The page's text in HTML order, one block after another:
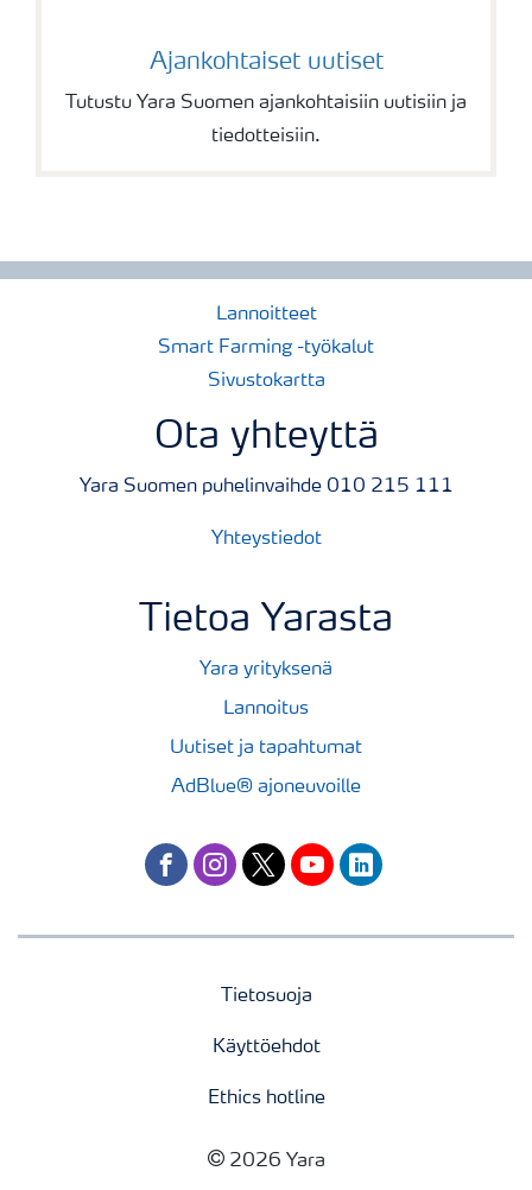
Ajankohtaiset uutiset
Tutustu Yara Suomen ajankohtaisiin uutisiin ja
tiedotteisiin.
Lannoitteet
Smart Farming -työkalut
Sivustokartta
Ota yhteyttä
Yara Suomen puhelinvaihde 010 215 111
Yhteystiedot
Tietoa Yarasta
Yara yrityksenä
Lannoitus
Uutiset ja tapahtumat
AdBlue® ajoneuvoille
facebookinstagram
twitteryoutubelinkedin
Tietosuoja
Käyttöehdot
Ethics hotline
2026 Yara